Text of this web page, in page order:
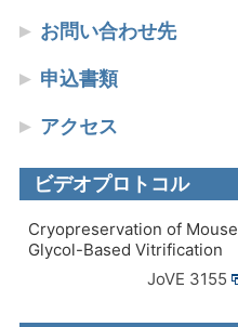
お問い合わせ先
申込書類
アクセス
ビデオプロトコル
Cryopreservation of
Glycol-Based Vitrification
JoVE 3155